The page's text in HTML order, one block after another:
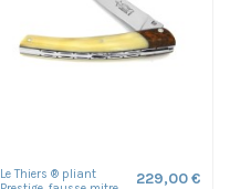
Le Thiers ® pliant
229,00 €